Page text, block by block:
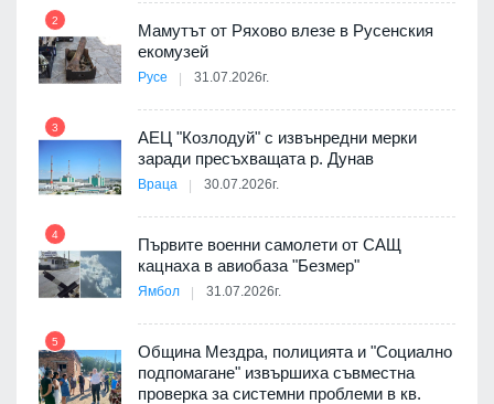
2
Мамутът от Ряхово влезе в Русенския
екомузей
Русе 31.07.2026г.
3
АЕЦ "Козлодуй" с извънредни мерки
заради пресъхващата р. Дунав
Враца 30.07.2026г.
4
Първите военни самолети от САЩ
кацнаха в авиобаза "Безмер"
Ямбол 31.07.2026г.
5
Община Мездра, полицията и "Социално
подпомагане" извършиха съвместна
проверка за системни проблеми в кв.